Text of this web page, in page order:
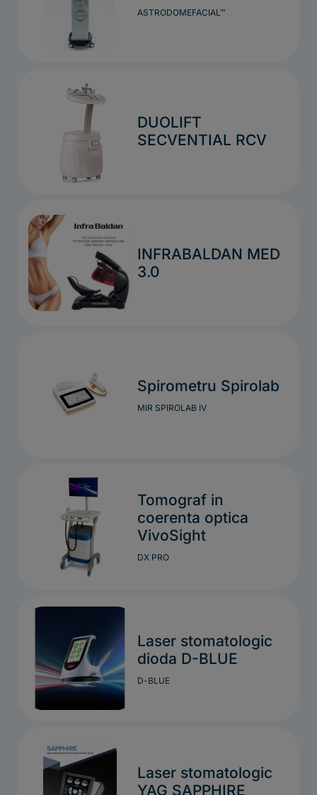
ASTRODOMEFACIAL™
DUOLIFT
SECVENTIAL RCV
INFRABALDAN MED
3.0
Spirometru Spirolab
MIR SPIROLAB IV
Tomograf in
coerenta optica
VivoSight
DX PRO
Laser stomatologic
dioda D-BLUE
D-BLUE
Laser stomatologic
YAG SAPPHIRE